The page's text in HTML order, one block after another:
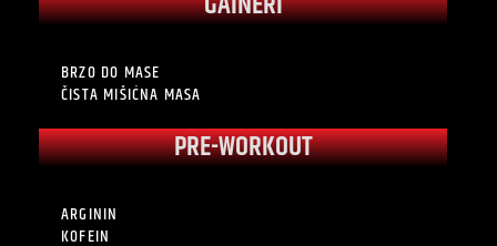
BRZO DO MASE
ČISTA MIŠIĆNA MASA
PRE-WORKOUT
ARGININ
KOFEIN